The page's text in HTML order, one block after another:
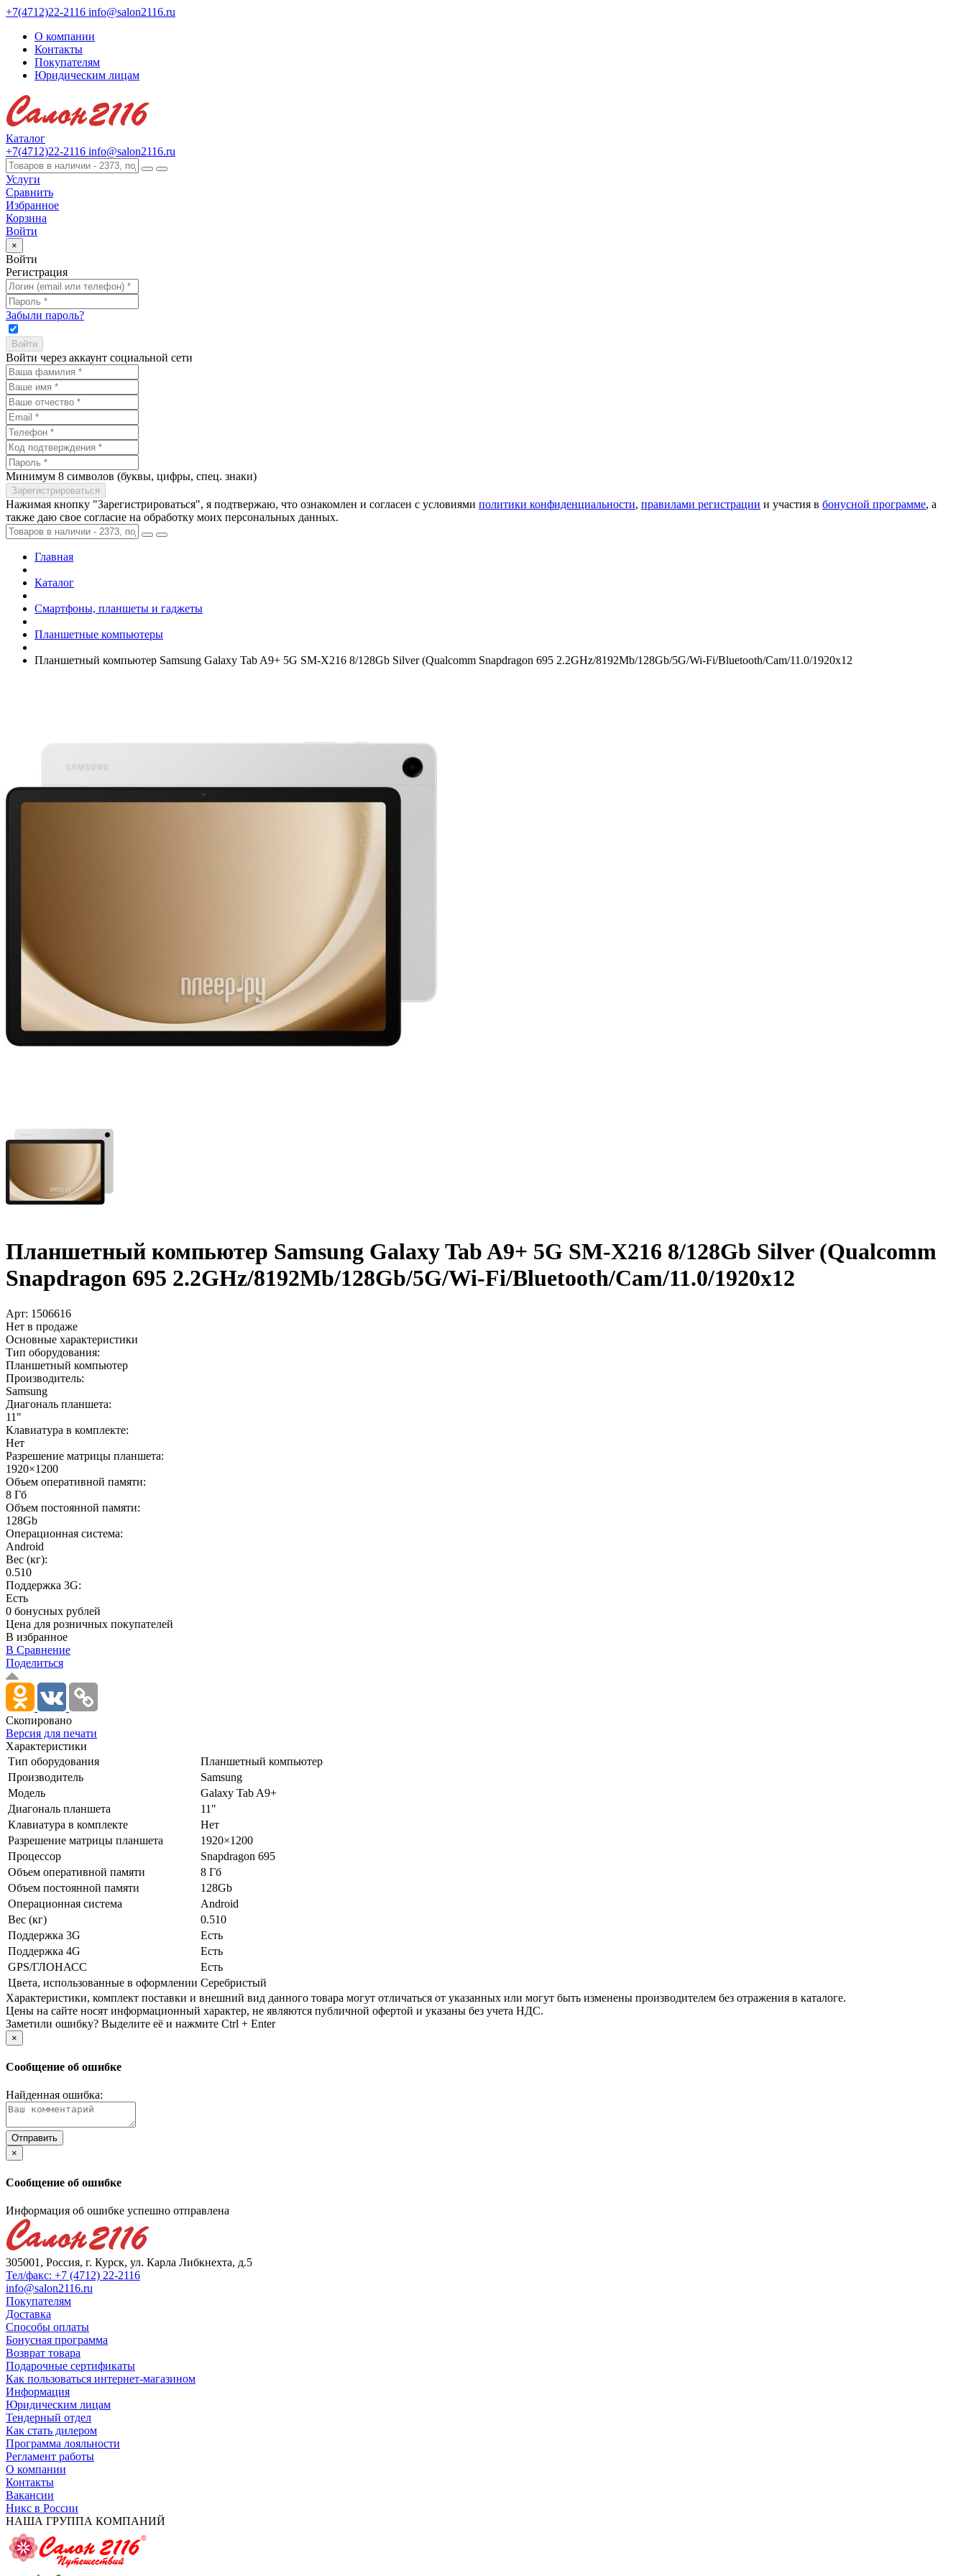
+7(4712)22-2116 info@salon2116.ru
О компании
Контакты
Покупателям
Юридическим лицам
Каталог
+7(4712)22-2116 info@salon2116.ru
Услуги
Сравнить
Избранное
Корзина
Войти
×
Войти
Регистрация
Забыли пароль?
Войти через аккаунт социальной сети
Минимум 8 символов (буквы, цифры, спец. знаки)
Нажимая кнопку "Зарегистрироваться", я подтвержаю, что ознакомлен и согласен с условиями политики конфиденциальности, правилами регистрации и участия в бонусной программе, а
также даю свое согласие на обработку моих персональных данных.
Главная
Каталог
Смартфоны, планшеты и гаджеты
Планшетные компьютеры
Планшетный компьютер Samsung Galaxy Tab A9+­ 5G SM-X216 8/­128Gb Silver (Qualcomm Snapdragon 695 2.2GHz/­8192Mb/­128Gb/­5G/­Wi-Fi/­Bluetooth/­Cam/­11.0/­1920x12
Планшетный компьютер Samsung Galaxy Tab A9+­ 5G SM-X216 8/­128Gb Silver (Qualcomm
Snapdragon 695 2.2GHz/­8192Mb/­128Gb/­5G/­Wi-Fi/­Bluetooth/­Cam/­11.0/­1920x12
Арт: 1506616
Нет в продаже
Основные характеристики
Тип оборудования:
Планшетный компьютер
Производитель:
Samsung
Диагональ планшета:
11"
Клавиатура в комплекте:
Нет
Разрешение матрицы планшета:
1920×1200
Объем оперативной памяти:
8 Гб
Объем постоянной памяти:
128Gb
Операционная система:
Android
Вес (кг):
0.510
Поддержка 3G:
Есть
0 бонусных рублей
Цена для розничных покупателей
В избранное
В Сравнение
Поделиться
Скопировано
Версия для печати
Характеристики
Тип оборудования
Планшетный компьютер
Производитель
Samsung
Модель
Galaxy Tab A9+
Диагональ планшета
11"
Клавиатура в комплекте
Нет
Разрешение матрицы планшета
1920×1200
Процессор
Snapdragon 695
Объем оперативной памяти
8 Гб
Объем постоянной памяти
128Gb
Операционная система
Android
Вес (кг)
0.510
Поддержка 3G
Есть
Поддержка 4G
Есть
GPS/ГЛОНАСС
Есть
Цвета, использованные в оформлении Серебристый
Xарактеристики, комплект поставки и внешний вид данного товара могут отличаться от указанных или могут быть изменены производителем без отражения в каталоге.
Цены на сайте носят информационный характер, не являются публичной офертой и указаны без учета НДС.
Заметили ошибку? Выделите её и нажмите Ctrl + Enter
×
Сообщение об ошибке
Найденная ошибка:
×
Сообщение об ошибке
Информация об ошибке успешно отправлена
305001, Россия, г. Курск, ул. Карла Либкнехта, д.5
Тел/факс: +7 (4712) 22-2116
info@salon2116.ru
Покупателям
Доставка
Способы оплаты
Бонусная программа
Возврат товара
Подарочные сертификаты
Как пользоваться интернет-магазином
Информация
Юридическим лицам
Тендерный отдел
Как стать дилером
Программа лояльности
Регламент работы
О компании
Контакты
Вакансии
Никс в России
НАША ГРУППА КОМПАНИЙ